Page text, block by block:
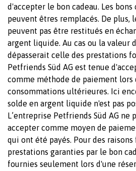
d'accepter le bon cadeau. Les bons
peuvent êtres remplacés. De plus,
peuvent pas être restitués en
argent liquide. Au cas ou la valeur
dépasserait celle des prestations
Petfriends Süd AG est tenue
comme méthode de paiement lors
consommations ultérieures. Ici
solde en argent liquide n'est pas
L’entreprise Petfriends Süd AG ne
accepter comme moyen de
qui ont été payés. Pour des
prestations garanties par le bon
fournies seulement lors d'une